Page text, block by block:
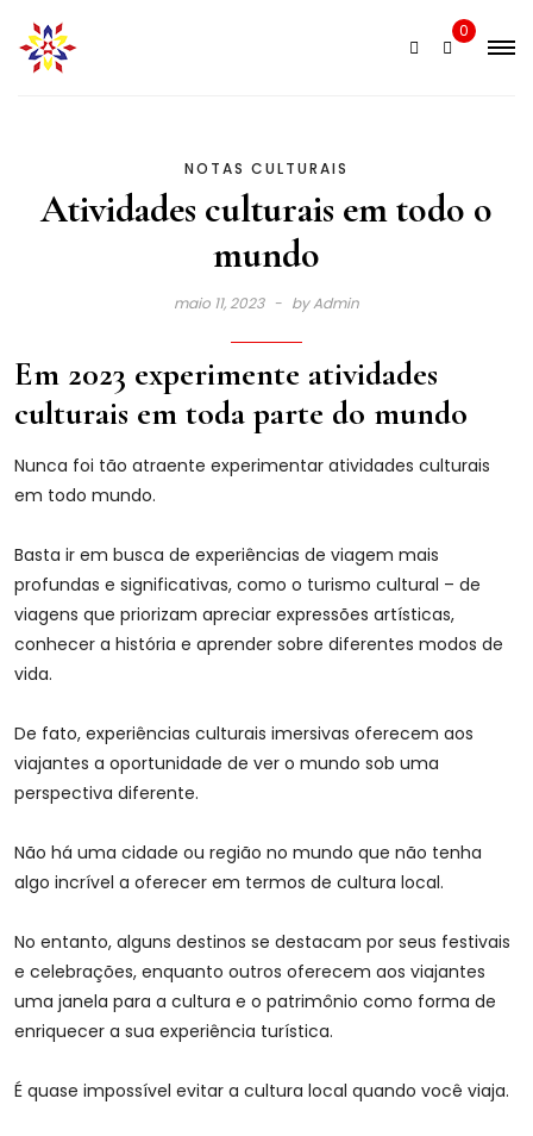
content
0
NOTAS CULTURAIS
Atividades culturais em todo o
mundo
maio 11, 2023 byAdmin
Em 2023 experimente atividades
culturais em toda parte do mundo
Nunca foi tão atraente experimentar atividades culturais
em todo mundo.
Basta ir em busca de experiências de viagem mais
profundas e significativas, como o turismo cultural – de
viagens que priorizam apreciar expressões artísticas,
conhecer a história e aprender sobre diferentes modos de
vida.
De fato, experiências culturais imersivas oferecem aos
viajantes a oportunidade de ver o mundo sob uma
perspectiva diferente.
Não há uma cidade ou região no mundo que não tenha
algo incrível a oferecer em termos de cultura local.
No entanto, alguns destinos se destacam por seus festivais
e celebrações, enquanto outros oferecem aos viajantes
uma janela para a cultura e o patrimônio como forma de
enriquecer a sua experiência turística.
É quase impossível evitar a cultura local quando você viaja.